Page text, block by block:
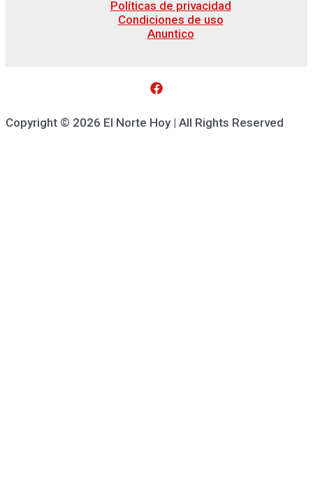
Políticas de privacidad
Condiciones de uso
Anuntico
Copyright © 2026 El Norte Hoy | All Rights Reserved